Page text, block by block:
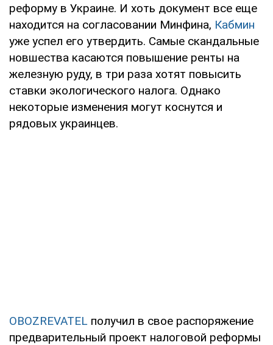
реформу в Украине. И хоть документ все еще
находится на согласовании Минфина, Кабмин
уже успел его утвердить. Самые скандальные
новшества касаются повышение ренты на
железную руду, в три раза хотят повысить
ставки экологического налога. Однако
некоторые изменения могут коснутся и
рядовых украинцев.
OBOZREVATEL получил в свое распоряжение
предварительный проект налоговой реформы